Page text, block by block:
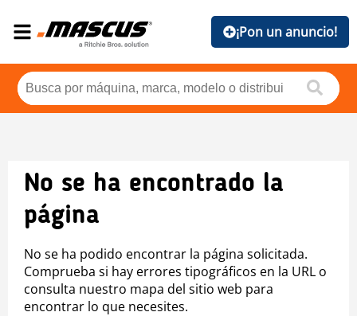
¡Pon un anuncio!
No se ha encontrado la
página
No se ha podido encontrar la página solicitada.
Comprueba si hay errores tipográficos en la URL o
consulta nuestro mapa del sitio web para
encontrar lo que necesites.